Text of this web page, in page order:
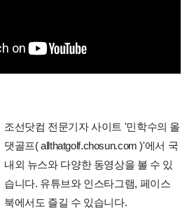
조선닷컴 전문기자 사이트 '민학수의 올
댓골프( allthatgolf.chosun.com )'에서 국
내외 뉴스와 다양한 동영상을 볼 수 있
습니다. 유튜브와 인스타그램, 페이스
북에서도 즐길 수 있습니다.